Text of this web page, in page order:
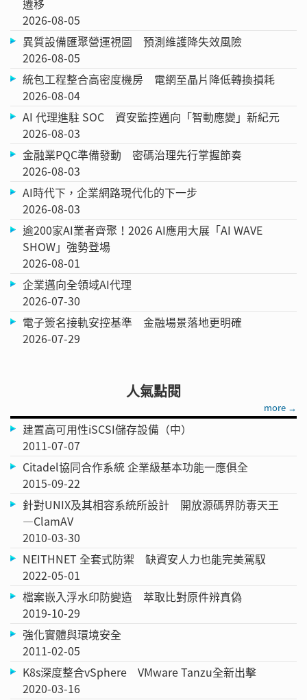
2026-08-05
異質設備匯聚營運視圖 預測維護降失效風險
2026-08-05
統包工程整合高密度機房 電網至晶片降低轉換損耗
2026-08-04
AI 代理進駐 SOC 資安監控邁向「智動應變」新紀元
2026-08-03
金融業PQC準備發動 密碼治理先行掌握節奏
2026-08-03
AI時代下，企業網路現代化的下一步
2026-08-03
逾200家AI業者齊聚！2026 AI應用大展「AI WAVE
SHOW」強勢登場
2026-08-01
企業邁向全領域AI代理
2026-07-30
電子簽名接軌安控基準 金融場景落地更明確
2026-07-29
人氣點閱
more →
建置高可用性iSCSI儲存設備（中）
2011-07-07
Citadel協同合作系統 企業級基本功能一應俱全
2015-09-22
針對UNIX及其相容系統所設計 開放源碼界防毒天王
—ClamAV
2010-03-30
NEITHNET 全套式防禦 缺資安人力也能完美駕馭
2022-05-01
檔案嵌入浮水印防變造 萃取比對原件辨真偽
2019-10-29
強化實體與環境安全
2011-02-05
K8s深度整合vSphere VMware Tanzu全新出擊
2020-03-16